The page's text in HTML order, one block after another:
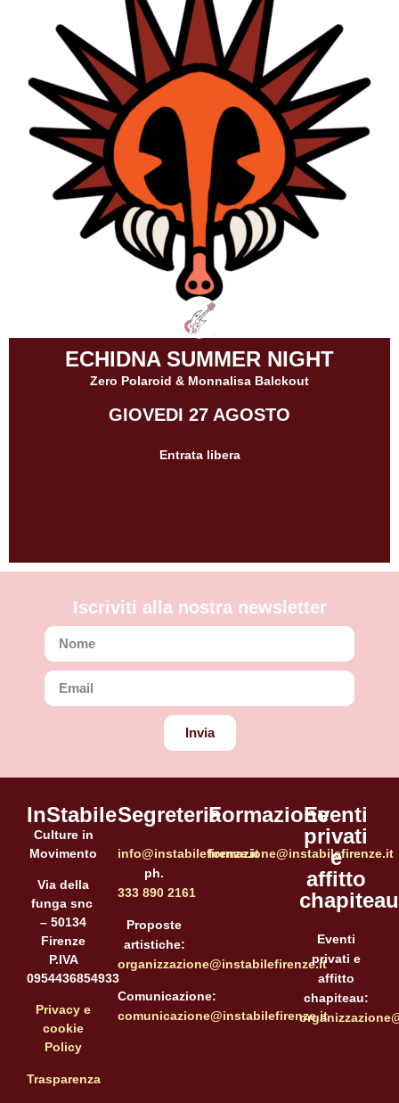
ECHIDNA SUMMER NIGHT
Zero Polaroid & Monnalisa Balckout
GIOVEDI 27 AGOSTO
Entrata libera
Iscriviti alla nostra newsletter
Invia
InStabile
Culture in
Movimento
Via della
funga snc
– 50134
Firenze
P.IVA
0954436854933
Privacy e
cookie
Policy
Trasparenza
Segreteria
info@instabilefirenze.it
ph.
333 890 2161
Proposte
artistiche:
organizzazione@instabilefirenze.it
Comunicazione:
comunicazione@instabilefirenze.it
Formazione
formazione@instabilefirenze.it
Eventi
privati
e
affitto
chapiteau
Eventi
privati e
affitto
chapiteau: